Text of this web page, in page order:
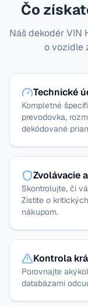
Čo
Náš dekodér VIN
o vozidle
Technické
Kompletné
prevodovka,
dekódované
Zvolávacie
Skontrolujte, či
Zistite o
nákupom.
Kontrola
Porovnajte
databázami